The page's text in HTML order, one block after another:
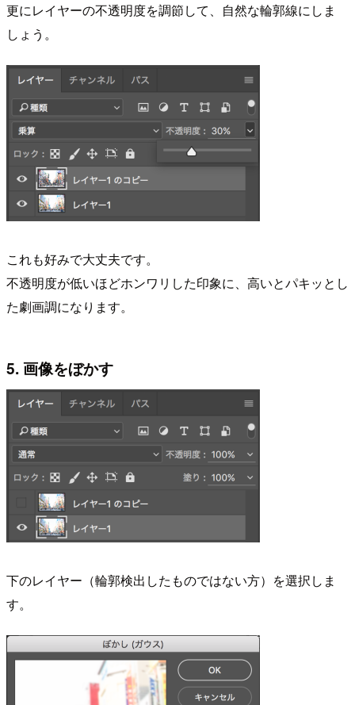
更にレイヤーの不透明度を調節して、自然な輪郭線にしま
しょう。
これも好みで大丈夫です。
不透明度が低いほどホンワリした印象に、高いとパキッとし
た劇画調になります。
5. 画像をぼかす
下のレイヤー（輪郭検出したものではない方）を選択しま
す。